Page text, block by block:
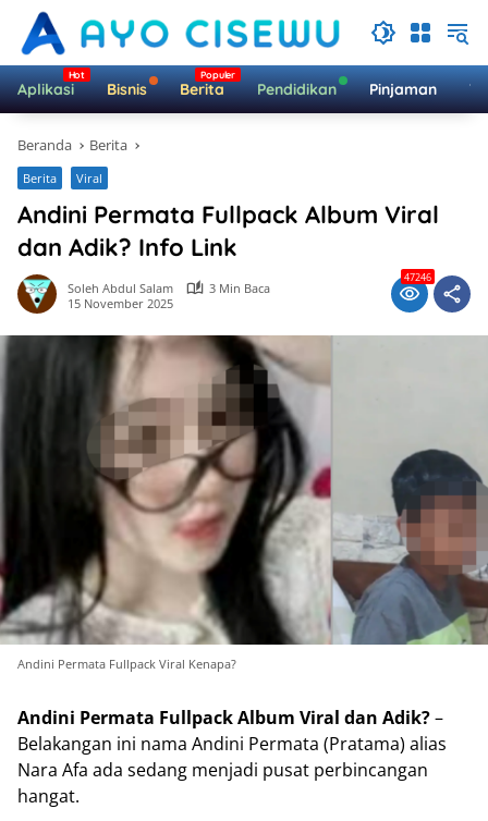
Langsung
konten
Aplikasi Bisnis Berita Pendidikan Pinjaman
Beranda Berita
Berita Viral
Andini Permata Fullpack Album Viral
dan Adik? Info Link
Soleh Abdul Salam
3 Min Baca
15 November 2025
47246
Andini Permata Fullpack Viral Kenapa?
Andini Permata Fullpack Album Viral dan Adik?–
Belakangan ini nama Andini Permata (Pratama) alias
Nara Afa ada sedang menjadi pusat perbincangan
hangat.